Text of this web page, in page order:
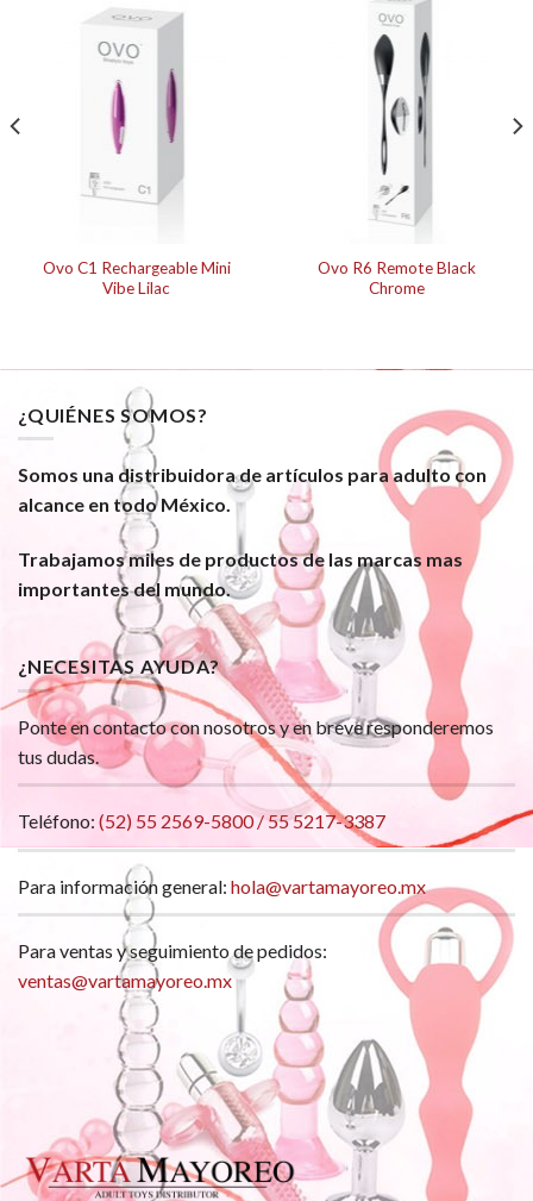
Ovo C1 Rechargeable Mini
Vibe Lilac
Ovo R6 Remote Black
Chrome
¿QUIÉNES SOMOS?
Somos una distribuidora de artículos para adulto con
alcance en todo México.
Trabajamos miles de productos de las marcas mas
importantes del mundo.
¿NECESITAS AYUDA?
Ponte en contacto con nosotros y en breve responderemos
tus dudas.
Teléfono: (52) 55 2569-5800 / 55 5217-3387
Para información general: hola@vartamayoreo.mx
Para ventas y seguimiento de pedidos:
ventas@vartamayoreo.mx